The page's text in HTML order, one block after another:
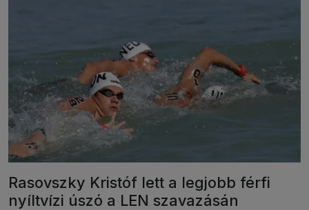
Rasovszky Kristóf lett a legjobb férfi
nyíltvízi úszó a LEN szavazásán